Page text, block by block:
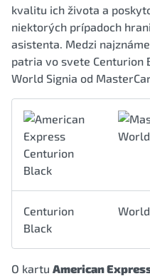
kvalitu ich života a
niektorých prípadoch
asistenta. Medzi
patria vo svete Centurion
World Signia od
Centurion
Black
O kartu American